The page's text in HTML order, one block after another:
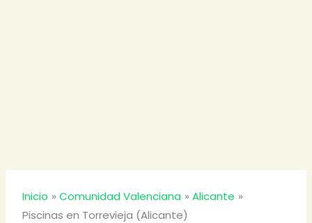
Inicio Comunidad Valenciana
Alicante
Piscinas en Torrevieja (Alicante)